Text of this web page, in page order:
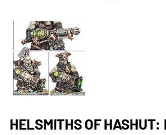
HELSMITHS OF